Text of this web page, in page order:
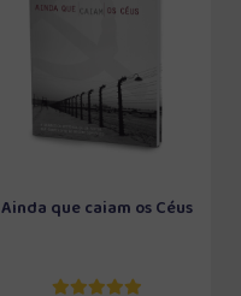
Ainda que caiam os Céus